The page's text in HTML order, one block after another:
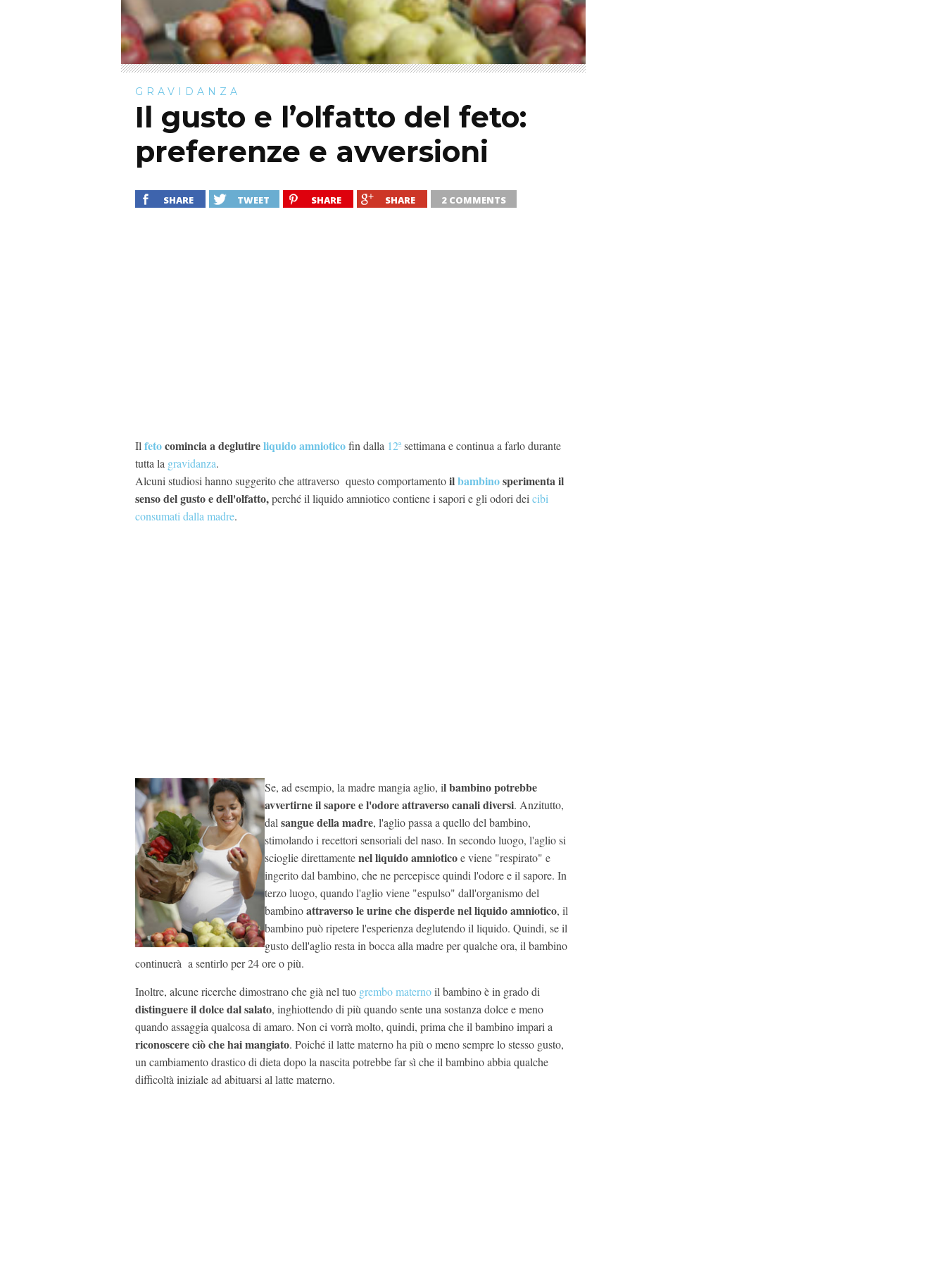
GRAVIDANZA
Il gusto e l’olfatto del feto:
preferenze e avversioni
SHARE TWEET SHARE SHARE 2 COMMENTS
Il fetocomincia a deglutireliquido amnioticofin dalla 12ªsettimana e continua a farlo durante
tutta la gravidanza.
Alcuni studiosi hanno suggerito che attraverso questo comportamentoilbambinosperimenta il
senso del gusto e dell'olfatto,perché il liquido amniotico contiene i sapori e gli odori dei cibi
consumati dalla madre.
Se, ad esempio, la madre mangia aglio, il bambino potrebbe
avvertirne il sapore e l'odore attraverso canali diversi. Anzitutto,
dal sangue della madre, l'aglio passa a quello del bambino,
stimolando i recettori sensoriali del naso. In secondo luogo, l'aglio si
scioglie direttamentenel liquido amnioticoe viene "respirato" e
ingerito dal bambino, che ne percepisce quindi l'odore e il sapore. In
terzo luogo, quando l'aglio viene "espulso" dall'organismo del
bambinoattraverso le urine che disperde nel liquido amniotico, il
bambino può ripetere l'esperienza deglutendo il liquido. Quindi, se il
gusto dell'aglio resta in bocca alla madre per qualche ora, il bambino
continuerà a sentirlo per 24 ore o più.
Inoltre, alcune ricerche dimostrano che già nel tuo grembo maternoil bambino è in grado di
distinguere il dolce dal salato, inghiottendo di più quando sente una sostanza dolce e meno
quando assaggia qualcosa di amaro. Non ci vorrà molto, quindi, prima che il bambino impari a
riconoscere ciò che hai mangiato. Poiché il latte materno ha più o meno sempre lo stesso gusto,
un cambiamento drastico di dieta dopo la nascita potrebbe far sì che il bambino abbia qualche
difficoltà iniziale ad abituarsi al latte materno.